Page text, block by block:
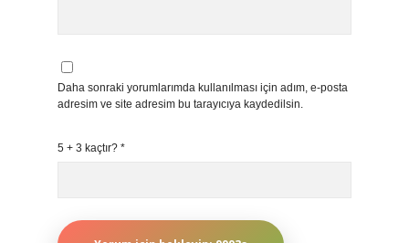
Daha sonraki yorumlarımda kullanılması için adım, e-posta
adresim ve site adresim bu tarayıcıya kaydedilsin.
5 + 3 kaçtır? *